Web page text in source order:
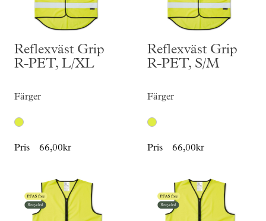
Reflexväst Grip
R-PET, L/XL
Färger
Pris 66,00kr
Reflexväst Grip
R-PET, S/M
Färger
Pris 66,00kr